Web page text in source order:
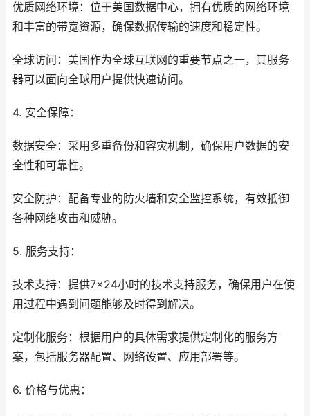
优质网络环境：位于美国数据中心，拥有优质的网络环境
和丰富的带宽资源，确保数据传输的速度和稳定性。
全球访问：美国作为全球互联网的重要节点之一，其服务
器可以面向全球用户提供快速访问。
4. 安全保障：
数据安全：采用多重备份和容灾机制，确保用户数据的安
全性和可靠性。
安全防护：配备专业的防火墙和安全监控系统，有效抵御
各种网络攻击和威胁。
5. 服务支持：
技术支持：提供7×24小时的技术支持服务，确保用户在使
用过程中遇到问题能够及时得到解决。
定制化服务：根据用户的具体需求提供定制化的服务方
案，包括服务器配置、网络设置、应用部署等。
6. 价格与优惠：